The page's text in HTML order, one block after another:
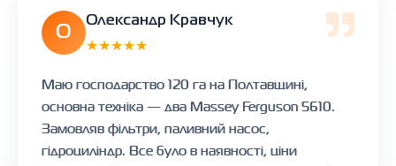
О
Олександр Кравчук
★★★★★
Маю господарство 120 га на Полтавщині,
основна техніка — два Massey Ferguson 5610.
Замовляв фільтри, паливний насос,
гідроциліндр. Все було в наявності, ціни